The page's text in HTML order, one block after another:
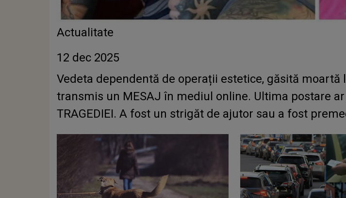
Actualitate
12 dec 2025
Vedeta dependentă de operații estetice, găsită moartă
transmis un MESAJ în mediul online. Ultima postare
TRAGEDIEI. A fost un strigăt de ajutor sau a fost